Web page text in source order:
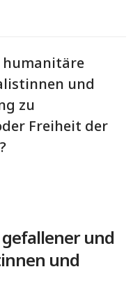
humanitäre
und
zu
Freiheit der
und
und